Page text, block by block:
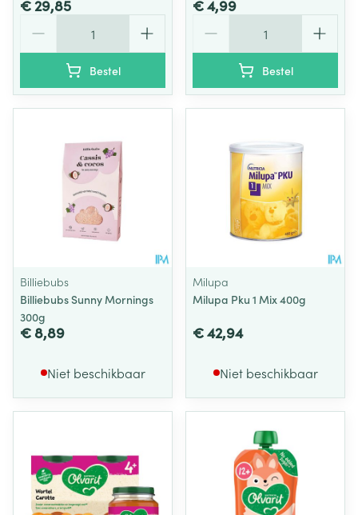
€ 29,85
Bestel
€ 4,99
Bestel
Billiebubs
Billiebubs Sunny Mornings
300g
€ 8,89
Niet beschikbaar
Milupa
Milupa Pku 1 Mix 400g
€ 42,94
Niet beschikbaar